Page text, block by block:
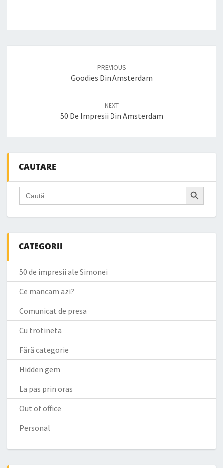
PREVIOUS
Goodies Din Amsterdam
NEXT
50 De Impresii Din Amsterdam
CAUTARE
Search
for:
Search Button
CATEGORII
50 de impresii ale Simonei
Ce mancam azi?
Comunicat de presa
Cu trotineta
Fără categorie
Hidden gem
La pas prin oras
Out of office
Personal